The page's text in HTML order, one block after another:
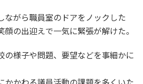
ながら職員室のドアをノックした
の出迎えで一気に緊張が解けた。
の様子や問題、要望などを事細かに